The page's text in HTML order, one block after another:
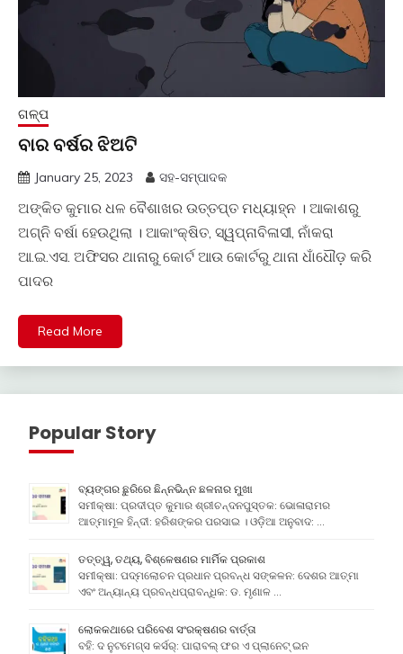
ଗଳ୍ପ
ବାର ବର୍ଷର ଝିଅଟି
January 25, 2023 ସହ-ସମ୍ପାଦକ
ଅଙ୍କିତ କୁମାର ଧଳ ବୈଶାଖର ଉତ୍ତପ୍ତ ମଧ୍ୟାହ୍ନ । ଆକାଶରୁ
ଅଗ୍ନି ବର୍ଷା ହେଉଥିଲା । ଆକାଂକ୍ଷିତ, ସ୍ୱପ୍ନାବିଳାସୀ, ନାଁକରା
ଆ.ଇ.ଏସ. ଅଫିସର ଥାନାରୁ କୋର୍ଟ ଆଉ କୋର୍ଟରୁ ଥାନା ଧାଁଧୌଡ଼ କରି
ପାଦର
Read More
Popular Story
ବ୍ୟଙ୍ଗର ଛୁରିରେ ଛିନ୍ନଭିନ୍ନ ଛଳନାର ମୁଖା
ସମୀକ୍ଷା: ପ୍ରଦୀପ୍ତ କୁମାର ଶ୍ରୀଚନ୍ଦନପୁସ୍ତକ: ଭୋଳାରାମର
ଆତ୍ମାମୂଳ ହିନ୍ଦୀ: ହରିଶଙ୍କର ପରସାଇ । ଓଡ଼ିଆ ଅନୁବାଦ: …
ତତ୍ତ୍ୱ, ତଥ୍ୟ, ବିଶ୍ଳେଷଣର ମାର୍ମିକ ପ୍ରକାଶ
ସମୀକ୍ଷା: ପଦ୍ମଲୋଚନ ପ୍ରଧାନ ପ୍ରବନ୍ଧ ସଙ୍କଳନ: ଦେଶର ଆତ୍ମା
ଏବଂ ଅନ୍ୟାନ୍ୟ ପ୍ରବନ୍ଧପ୍ରାବନ୍ଧିକ: ଡ. ମୃଣାଳ …
ଲୋକକଥାରେ ପରିବେଶ ସଂରକ୍ଷଣର ବାର୍ତ୍ତା
ବହି: ଦ ନୁଟମେଗ୍ସ କର୍ସର୍: ପାରାବଲ୍ ଫର ଏ ପ୍ଲାନେଟ୍ ଇନ